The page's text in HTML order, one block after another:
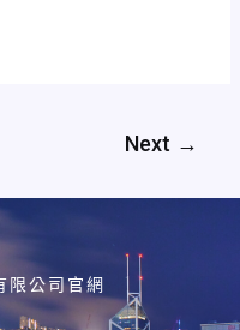
Next →
限公司官網